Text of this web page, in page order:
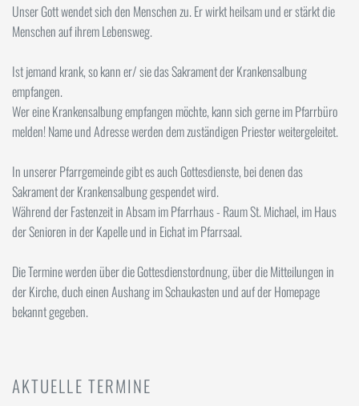
Unser Gott wendet sich den Menschen zu. Er wirkt heilsam und er stärkt die
Menschen auf ihrem Lebensweg.
Ist jemand krank, so kann er/ sie das Sakrament der Krankensalbung
empfangen.
Wer eine Krankensalbung empfangen möchte, kann sich gerne im Pfarrbüro
melden! Name und Adresse werden dem zuständigen Priester weitergeleitet.
In unserer Pfarrgemeinde gibt es auch Gottesdienste, bei denen das
Sakrament der Krankensalbung gespendet wird.
Während der Fastenzeit in Absam im Pfarrhaus - Raum St. Michael, im Haus
der Senioren in der Kapelle und in Eichat im Pfarrsaal.
Die Termine werden über die Gottesdienstordnung, über die Mitteilungen in
der Kirche, duch einen Aushang im Schaukasten und auf der Homepage
bekannt gegeben.
AKTUELLE TERMINE